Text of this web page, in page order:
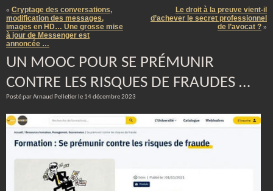
« Cryptage des conversations,
modification des messages,
images en HD… Une grosse mise
à jour de Messenger est
annoncée …
Le droit à la preuve vient-il
d’achever le secret professionnel
de l’avocat ? »
UN MOOC POUR SE PRÉMUNIR
CONTRE LES RISQUES DE FRAUDES …
Posté par Arnaud Pelletier le 14 décembre 2023